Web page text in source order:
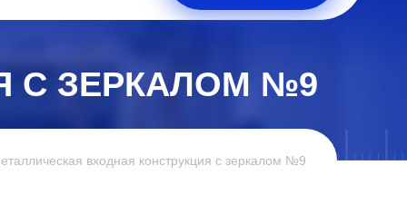
С ЗЕРКАЛОМ №9
входная конструкция с зеркалом №9